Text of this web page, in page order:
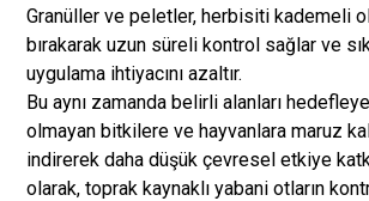
Granüller ve peletler, herbisiti kademeli
bırakarak uzun süreli kontrol sağlar ve
uygulama ihtiyacını azaltır.
Bu aynı zamanda belirli alanları
olmayan bitkilere ve hayvanlara maruz
indirerek daha düşük çevresel etkiye
olarak, toprak kaynaklı yabani otların